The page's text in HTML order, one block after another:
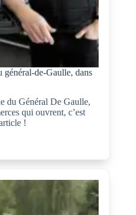
général-de-Gaulle, dans
du Général De Gaulle,
qui ouvrent, c’est
!